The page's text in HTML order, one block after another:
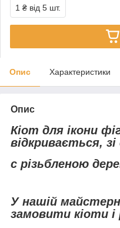
1 ₴ від 5 шт.
Опис Характеристики
Опис
Кіот для ікони
відкривається,
c різьбленою
У нашій
замовити кіоти і